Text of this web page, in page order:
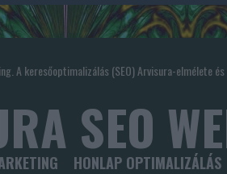
A keresőoptimalizálás (SEO) Arvisura-elmélete
SEO
HONLAP OPTIMALIZÁLÁS